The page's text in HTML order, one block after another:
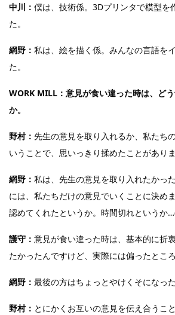
中川： 僕は、技術係。3Dプリンタで模型を
た。
網野： 私は、絵を描く係。みんなの言語を
た。
WORK MILL：意見が食い違った時は、ど
か。
野村： 先生の意見を取り入れるか、私たち
いうことで、思いっきり揉めたことがありま
網野： 私は、先生の意見を取り入れたかっ
には、私たちだけの意見でいくことに決め
認めてくれたというか。時間切れというか
護守： 意見が食い違った時は、基本的に折
たかったんですけど、実際には偏ったとこ
網野： 最後の方はちょっとやけくそになっ
野村： とにかくお互いの意見を伝え合うこ